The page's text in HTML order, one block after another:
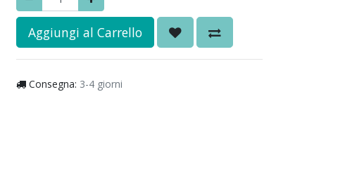
Aggiungi al Carrello
Consegna: 3-4 giorni